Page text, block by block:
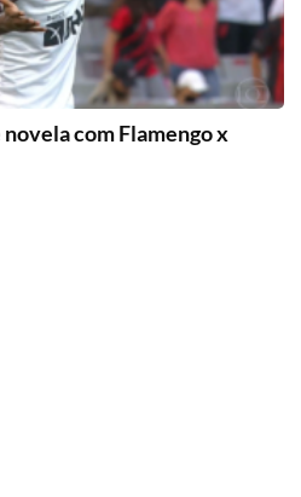
com Flamengo x